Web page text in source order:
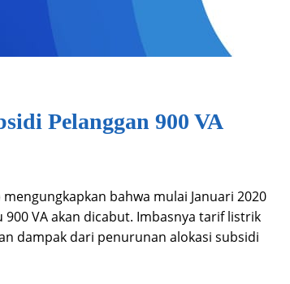
Pelanggan 900 VA
bahwa mulai Januari 2020
VA akan dicabut. Imbasnya tarif listrik
dampak dari penurunan alokasi subsidi